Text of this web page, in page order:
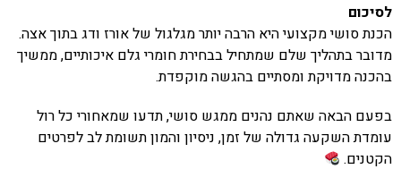
לסיכום
הכנת סושי מקצועי היא הרבה יותר מגלגול של אורז ודג בתוך אצה.
מדובר בתהליך שלם שמתחיל בבחירת חומרי גלם איכותיים, ממשיך
בהכנה מדויקת ומסתיים בהגשה מוקפדת.
בפעם הבאה שאתם נהנים ממגש סושי, תדעו שמאחורי כל רול
עומדת השקעה גדולה של זמן, ניסיון והמון תשומת לב לפרטים
הקטנים.